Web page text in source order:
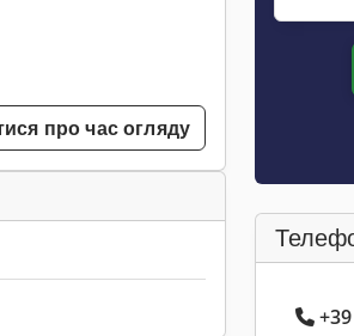
про час огляду